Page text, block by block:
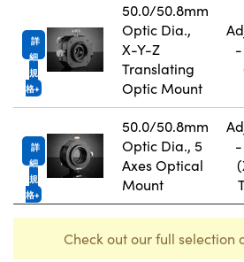
詳
細
規
格
50.0/50.8mm
Optic Dia.,
X-Y-Z
Translating
Optic Mount
-
詳
細
規
格
50.0/50.8mm
Optic Dia., 5
Axes Optical
Mount
-
Check out our full selection